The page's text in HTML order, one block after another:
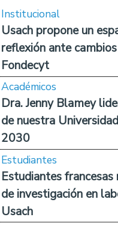
Institucional
Usach propone un
reflexión ante
Fondecyt
Académicos
Dra. Jenny Blamey
de nuestra
2030
Estudiantes
Estudiantes
de investigación en
Usach